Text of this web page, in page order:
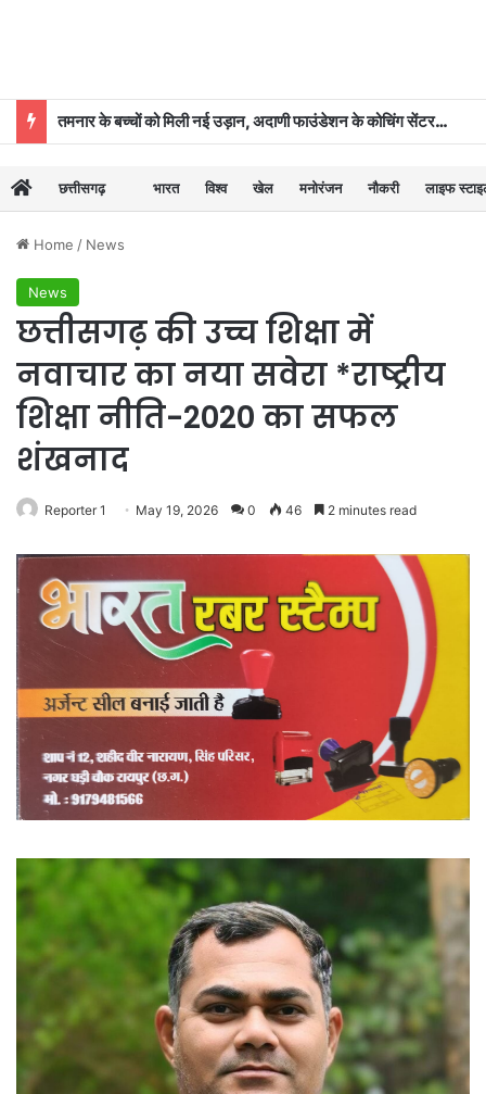
तमनार के बच्चों को मिली नई उड़ान, अदाणी फाउंडेशन के कोचिंग सेंटर से 39 का चयन
छत्तीसगढ़ भारत विश्व खेल मनोरंजन नौकरी लाइफ
Home / News
News
छत्तीसगढ़ की उच्च शिक्षा में
नवाचार का नया सवेरा *राष्ट्रीय
शिक्षा नीति-2020 का सफल
शंखनाद
Reporter 1 May 19, 2026 0 46 2 minutes read